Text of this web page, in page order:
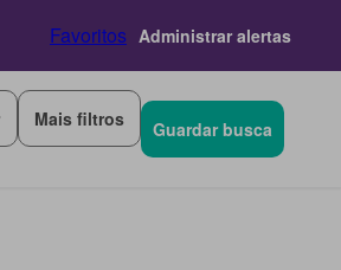
Favoritos Administrar alertas
Mais filtros Guardar busca